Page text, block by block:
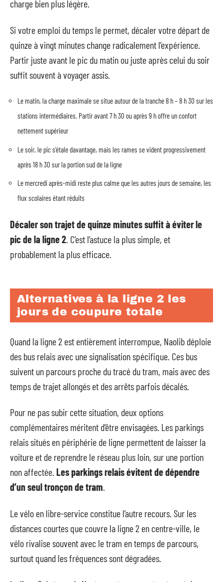
charge bien plus légère.
Si votre emploi du temps le permet, décaler votre départ de
quinze à vingt minutes change radicalement l’expérience.
Partir juste avant le pic du matin ou juste après celui du soir
suffit souvent à voyager assis.
Le matin, la charge maximale se situe autour de la tranche 8 h – 8 h 30 sur les
stations intermédiaires. Partir avant 7 h 30 ou après 9 h offre un confort
nettement supérieur
Le soir, le pic s’étale davantage, mais les rames se vident progressivement
après 18 h 30 sur la portion sud de la ligne
Le mercredi après-midi reste plus calme que les autres jours de semaine, les
flux scolaires étant réduits
Décaler son trajet de quinze minutes suffit à éviter le
pic de la ligne 2 . C’est l’astuce la plus simple, et
probablement la plus efficace.
Alternatives à la ligne 2 les
jours de coupure totale
Quand la ligne 2 est entièrement interrompue, Naolib déploie
des bus relais avec une signalisation spécifique. Ces bus
suivent un parcours proche du tracé du tram, mais avec des
temps de trajet allongés et des arrêts parfois décalés.
Pour ne pas subir cette situation, deux options
complémentaires méritent d’être envisagées. Les parkings
relais situés en périphérie de ligne permettent de laisser la
voiture et de reprendre le réseau plus loin, sur une portion
non affectée. Les parkings relais évitent de dépendre
d’un seul tronçon de tram.
Le vélo en libre-service constitue l’autre recours. Sur les
distances courtes que couvre la ligne 2 en centre-ville, le
vélo rivalise souvent avec le tram en temps de parcours,
surtout quand les fréquences sont dégradées.